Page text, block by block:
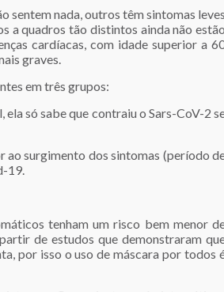
sentem nada, outros têm sintomas leves
a quadros tão distintos ainda não estão
cardíacas, com idade superior a
graves.
em três grupos:
só sabe que contraiu o Sars-CoV-2
ao surgimento dos sintomas (período
19.
tenham um risco bem menor
de estudos que demonstraram
por isso o uso de máscara por todos